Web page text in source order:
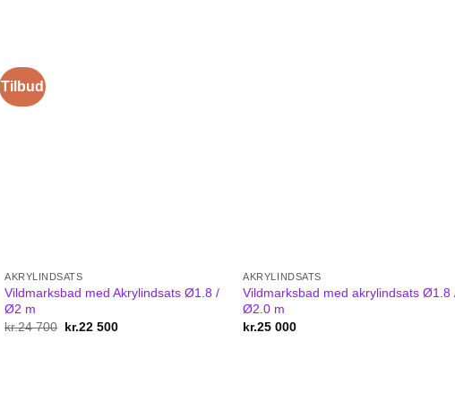
Tilbud
AKRYLINDSATS
Vildmarksbad med Akrylindsats Ø1.8 /
Ø2 m
kr.24 700 Original
kr.22 500
AKRYLINDSATS
Vildmarksbad med akrylindsats Ø1.8
Ø2.0 m
kr.25 000